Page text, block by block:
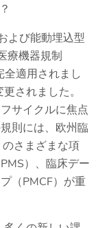
よび能動埋込型
療機器規制
適用されまし
されました。
サイクルに焦点
則には、欧州臨
さまざまな項
）、臨床デー
（PMCF）が重